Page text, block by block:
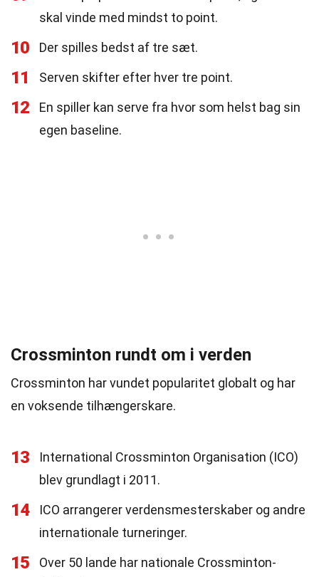
skal vinde med mindst to point.
10 Der spilles bedst af tre sæt.
11 Serven skifter efter hver tre point.
12
En spiller kan serve fra hvor som helst bag sin
egen baseline.
Crossminton rundt om i verden
Crossminton har vundet popularitet globalt og har
en voksende tilhængerskare.
13
International Crossminton Organisation (ICO)
blev grundlagt i 2011.
14
ICO arrangerer verdensmesterskaber og andre
internationale turneringer.
15
Over 50 lande har nationale Crossminton-